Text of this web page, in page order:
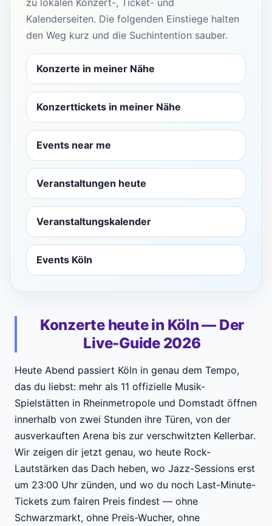
zu lokalen Konzert-, Ticket- und
Kalenderseiten. Die folgenden Einstiege halten
den Weg kurz und die Suchintention sauber.
Konzerte in meiner Nähe
Konzerttickets in meiner Nähe
Events near me
Veranstaltungen heute
Veranstaltungskalender
Events Köln
Konzerte heute in Köln — Der
Live-Guide 2026
Heute Abend passiert Köln in genau dem Tempo,
das du liebst: mehr als 11 offizielle Musik-
Spielstätten in Rheinmetropole und Domstadt öffnen
innerhalb von zwei Stunden ihre Türen, von der
ausverkauften Arena bis zur verschwitzten Kellerbar.
Wir zeigen dir jetzt genau, wo heute Rock-
Lautstärken das Dach heben, wo Jazz-Sessions erst
um 23:00 Uhr zünden, und wo du noch Last-Minute-
Tickets zum fairen Preis findest — ohne
Schwarzmarkt, ohne Preis-Wucher, ohne